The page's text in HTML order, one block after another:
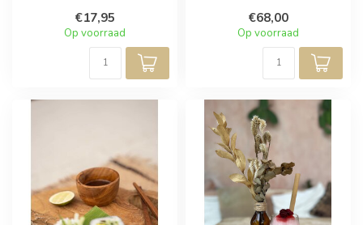
€17,95
Op voorraad
€68,00
Op voorraad